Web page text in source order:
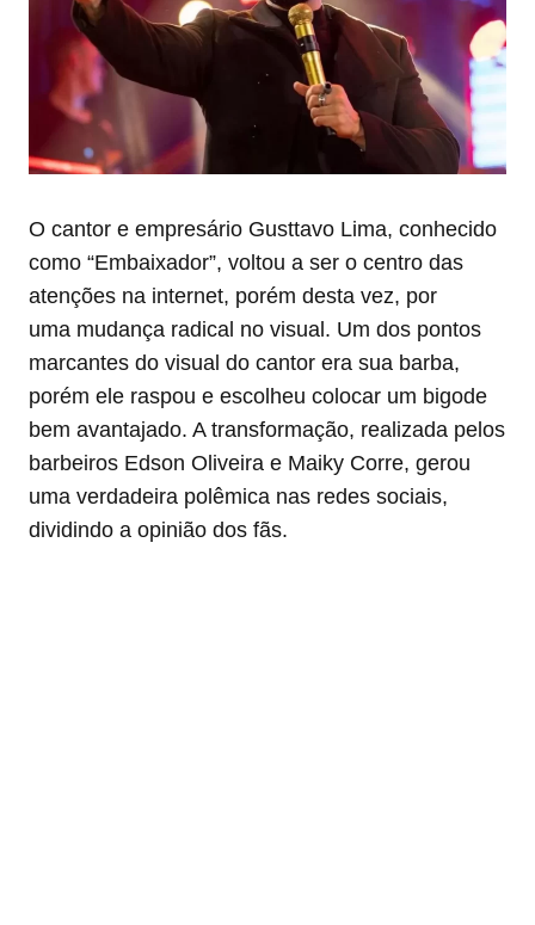
O cantor e empresário Gusttavo Lima, conhecido
como “Embaixador”, voltou a ser o centro das
atenções na internet, porém desta vez, por
uma mudança radical no visual. Um dos pontos
marcantes do visual do cantor era sua barba,
porém ele raspou e escolheu colocar um bigode
bem avantajado. A transformação, realizada pelos
barbeiros Edson Oliveira e Maiky Corre, gerou
uma verdadeira polêmica nas redes sociais,
dividindo a opinião dos fãs.